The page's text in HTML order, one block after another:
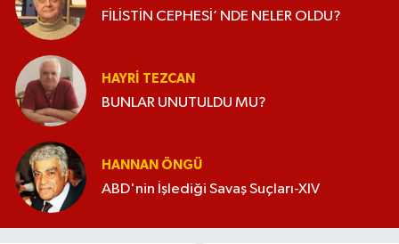
FİLİSTİN CEPHESİ’ NDE NELER OLDU?
HAYRI TEZCAN
BUNLAR UNUTULDU MU?
HANNAN ÖNGÜ
ABD'nin İşlediği Savaş Suçları-XIV